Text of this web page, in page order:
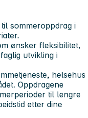
sommeroppdrag i
ønsker fleksibilitet,
utvikling i
helsehus
Oppdragene
til lengre
etter dine